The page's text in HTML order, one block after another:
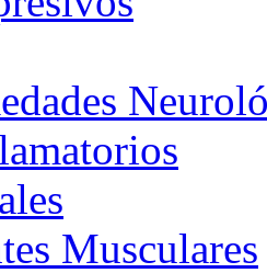
Musculares